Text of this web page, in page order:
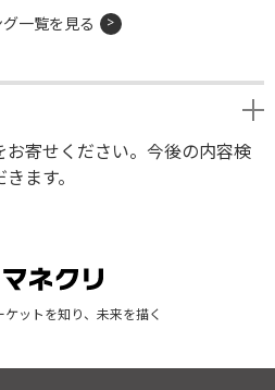
一覧を見る
お寄せください。今後の内容検
ます。
ットを知り、未来を描く